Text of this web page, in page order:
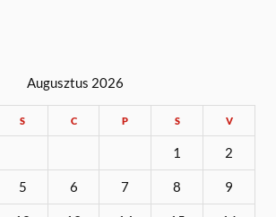
Augusztus 2026
S C P S V
1 2
5 6 7 8 9